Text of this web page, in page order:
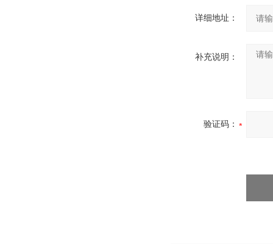
详细地址：
补充说明：
验证码：